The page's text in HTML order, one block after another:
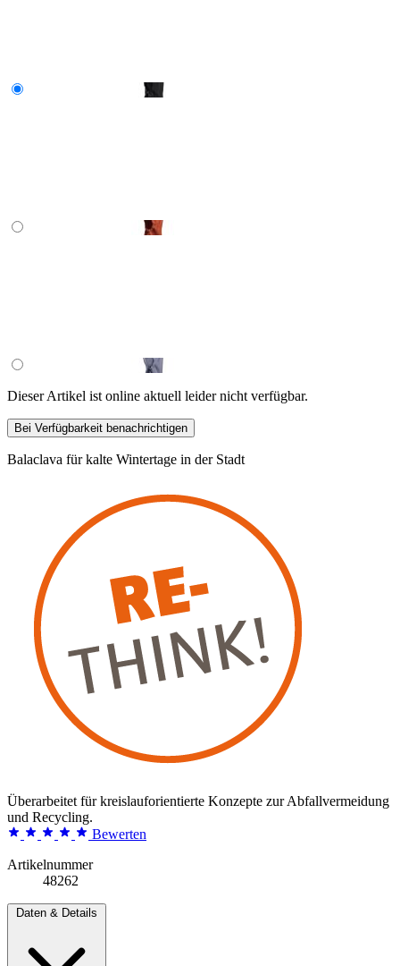
Dieser Artikel ist online aktuell leider nicht verfügbar.
Bei Verfügbarkeit benachrichtigen
Balaclava für kalte Wintertage in der Stadt
Überarbeitet für kreislauforientierte Konzepte zur Abfallvermeidung
und Recycling.
Bewerten
Artikelnummer
48262
Daten & Details